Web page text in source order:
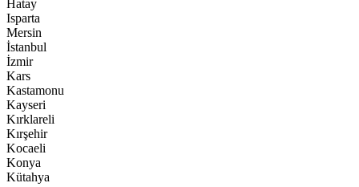
Hatay
Isparta
Mersin
İstanbul
İzmir
Kars
Kastamonu
Kayseri
Kırklareli
Kırşehir
Kocaeli
Konya
Kütahya